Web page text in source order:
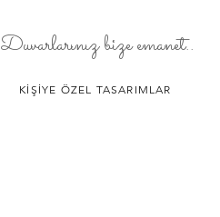
Duvarlarınız bize emanet..
KİŞİYE ÖZEL TASARIMLAR